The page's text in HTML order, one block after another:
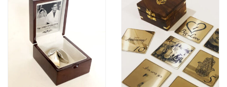
האפשרויות
בעמוד
המוצר